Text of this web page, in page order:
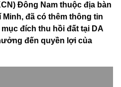
Đông Nam thuộc địa bàn
Minh, đã có thêm thông tin
đích thu hồi đất tại DA
đến quyền lợi của